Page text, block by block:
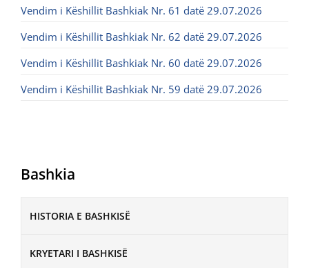
Bashkia
HISTORIA E BASHKISË
KRYETARI I BASHKISË
Vendim i Këshillit Bashkiak Nr. 61 datë 29.07.2026
Vendim i Këshillit Bashkiak Nr. 62 datë 29.07.2026
Vendim i Këshillit Bashkiak Nr. 60 datë 29.07.2026
Vendim i Këshillit Bashkiak Nr. 59 datë 29.07.2026